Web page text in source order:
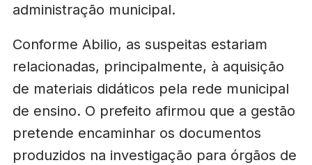
administração municipal.
Conforme Abilio, as suspeitas estariam
relacionadas, principalmente, à aquisição
de materiais didáticos pela rede municipal
de ensino. O prefeito afirmou que a gestão
pretende encaminhar os documentos
produzidos na investigação para órgãos de